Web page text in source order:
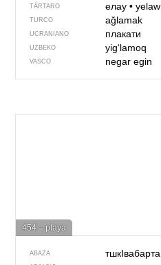
TÁRTARO елау• yelaw
TURCO ağlamak
UCRANIANO плакати
UZBEKO yig‘lamoq
VASCO negar egin
454 – playa
ABAZA тшкIвабарта